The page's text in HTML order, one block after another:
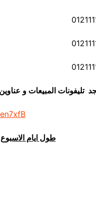
تليفونات المبيعات و
طول ايام